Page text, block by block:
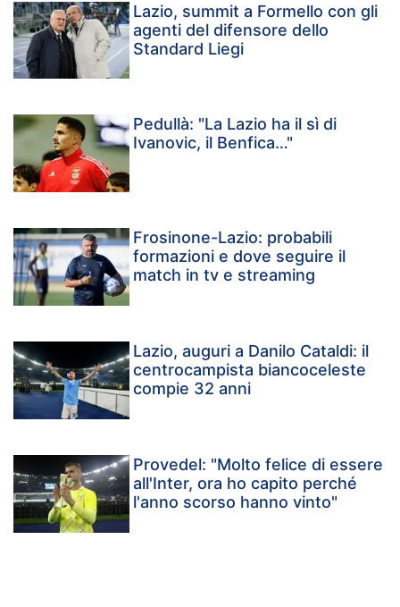
Lazio, summit a Formello con gli
agenti del difensore dello
Standard Liegi
Pedullà: "La Lazio ha il sì di
Ivanovic, il Benfica…"
Frosinone-Lazio: probabili
formazioni e dove seguire il
match in tv e streaming
Lazio, auguri a Danilo Cataldi: il
centrocampista biancoceleste
compie 32 anni
Provedel: "Molto felice di essere
all'Inter, ora ho capito perché
l'anno scorso hanno vinto"